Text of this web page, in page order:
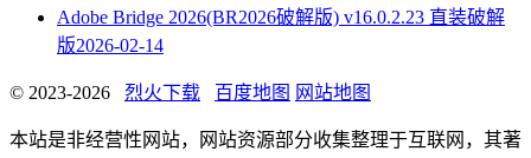
Adobe Bridge 2026(BR2026破解版) v16.0.2.23 直装破解
版2026-02-14
© 2023-2026 烈火下载 百度地图 网站地图
本站是非经营性网站，网站资源部分收集整理于互联网，其著